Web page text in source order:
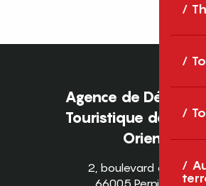
Agence de
Touristique des
Orientales
2, boulevard des
66005 Perpignan